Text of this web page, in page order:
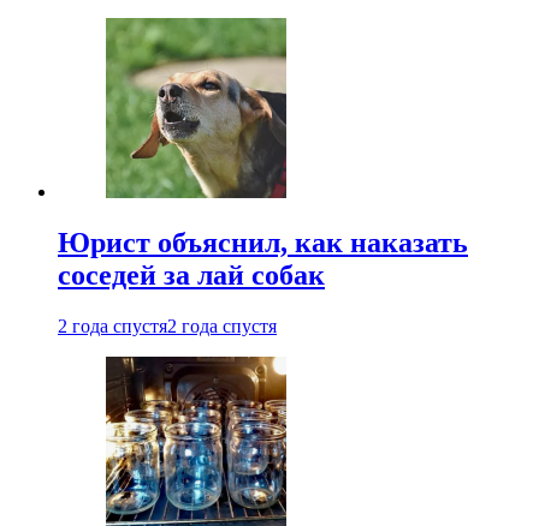
Юрист объяснил, как наказать
соседей за лай собак
2 года спустя2 года спустя